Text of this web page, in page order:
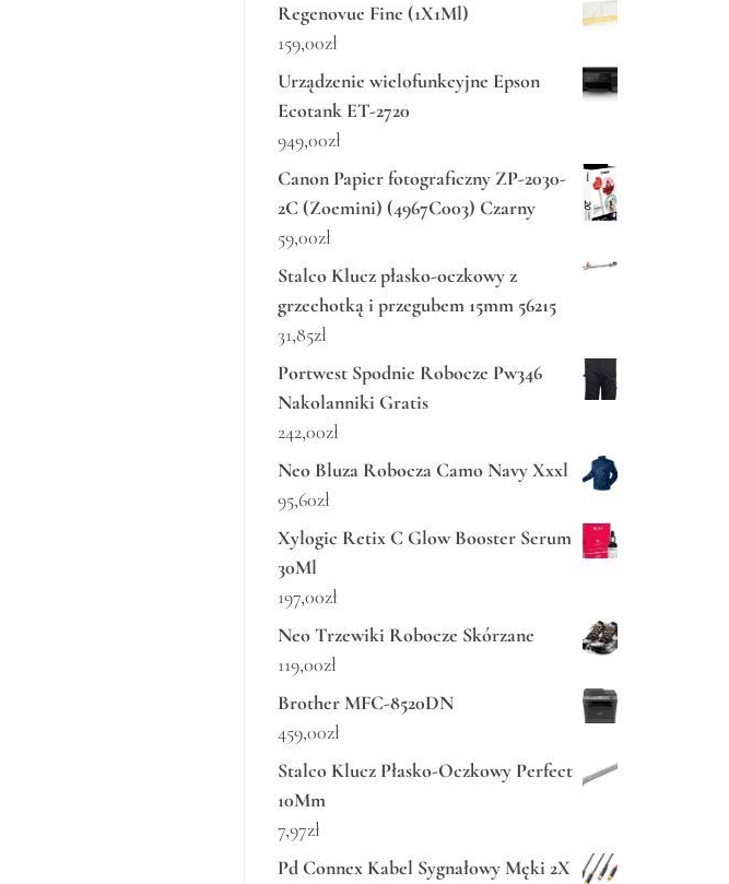
Regenovue Fine (1X1Ml)
159,00zł
Urządzenie wielofunkcyjne Epson
Ecotank ET-2720
949,00zł
Canon Papier fotograficzny ZP-2030-
2C (Zoemini) (4967C003) Czarny
59,00zł
Stalco Klucz płasko-oczkowy z
grzechotką i przegubem 15mm 56215
31,85zł
Portwest Spodnie Robocze Pw346
Nakolanniki Gratis
242,00zł
Neo Bluza Robocza Camo Navy Xxxl
95,60zł
Xylogic Retix C Glow Booster Serum
30Ml
197,00zł
Neo Trzewiki Robocze Skórzane
119,00zł
Brother MFC-8520DN
459,00zł
Stalco Klucz Płasko-Oczkowy Perfect
10Mm
7,97zł
Pd Connex Kabel Sygnałowy Męki 2X